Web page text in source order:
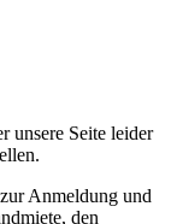
unsere Seite leider
Anmeldung und
den